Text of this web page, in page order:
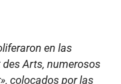
en las
Arts, numerosos
colocados por las